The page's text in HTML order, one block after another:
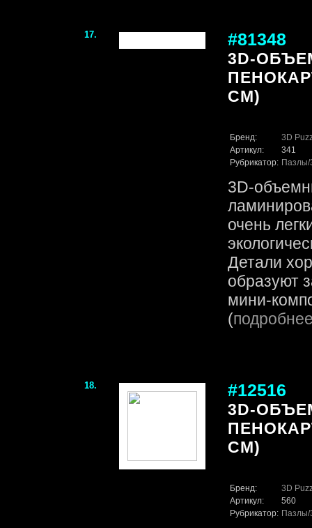
17. #81348
3D-
CM)
Бренд:
3D
Артикул:
341
Рубрикатор: Пазлы/
3D-
очень
Детали
образуют
мини-
(
18. #12516
3D-
CM)
Бренд:
3D
Артикул:
560
Рубрикатор: Пазлы/